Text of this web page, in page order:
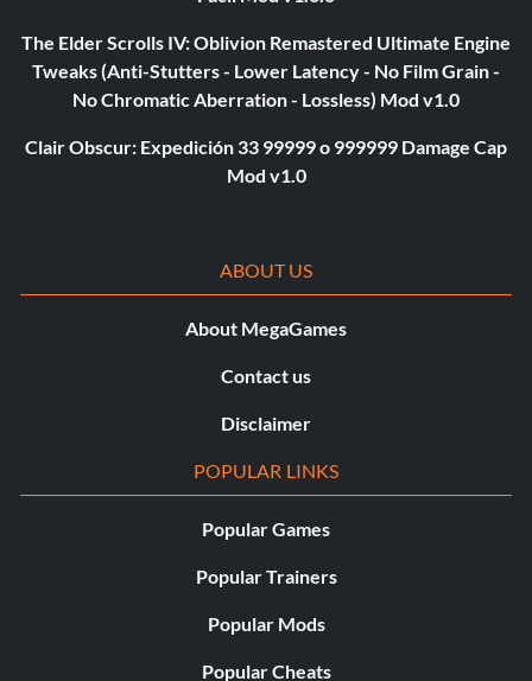
The Elder Scrolls IV: Oblivion Remastered Ultimate Engine
Tweaks (Anti-Stutters - Lower Latency - No Film Grain -
No Chromatic Aberration - Lossless) Mod v1.0
Clair Obscur: Expedición 33 99999 o 999999 Damage Cap
Mod v1.0
ABOUT US
About MegaGames
Contact us
Disclaimer
POPULAR LINKS
Popular Games
Popular Trainers
Popular Mods
Popular Cheats